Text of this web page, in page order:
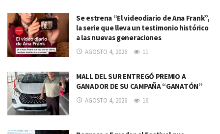
Se estrena “El videodiario de Ana Frank”,
la serie que lleva un testimonio histórico
a las nuevas generaciones
AGOSTO 4, 2026 11
MALL DEL SUR ENTREGÓ PREMIO A
GANADOR DE SU CAMPAÑA “GANATÓN”
AGOSTO 4, 2026 16